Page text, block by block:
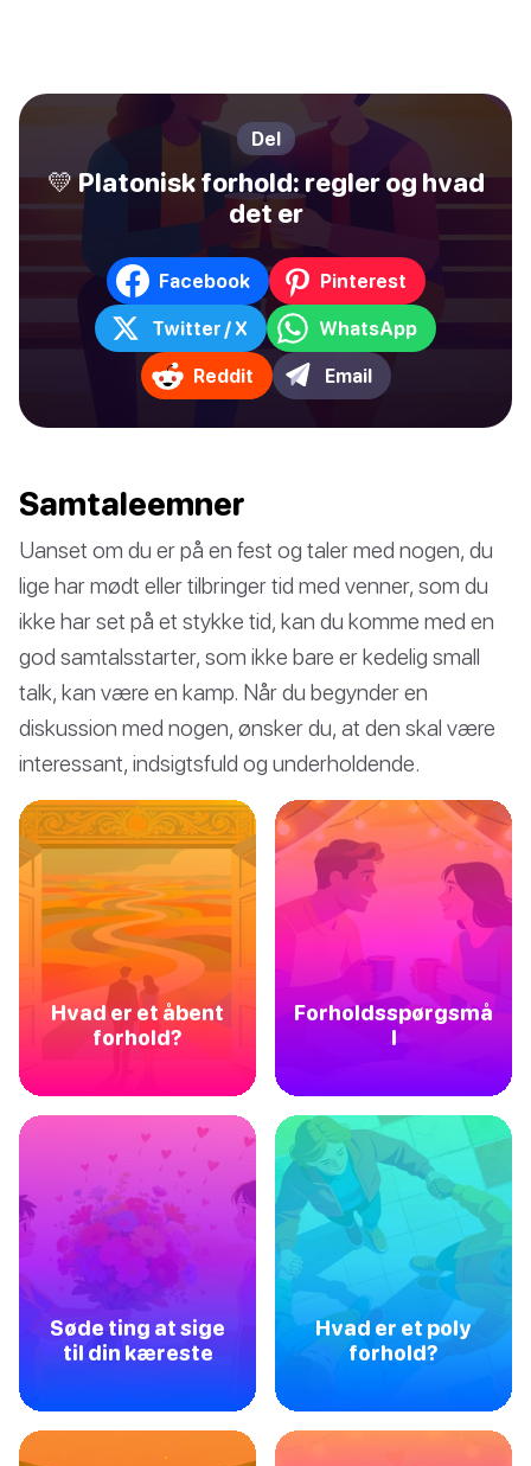
Del
💛 Platonisk forhold: regler og hvad
det er
Facebook Pinterest
Twitter / X WhatsApp
Reddit Email
Samtaleemner
Uanset om du er på en fest og taler med nogen, du
lige har mødt eller tilbringer tid med venner, som du
ikke har set på et stykke tid, kan du komme med en
god samtalsstarter, som ikke bare er kedelig small
talk, kan være en kamp. Når du begynder en
diskussion med nogen, ønsker du, at den skal være
interessant, indsigtsfuld og underholdende.
Hvad er et åbent
forhold?
Forholdsspørgsmå
l
Søde ting at sige
til din kæreste
Hvad er et poly
forhold?